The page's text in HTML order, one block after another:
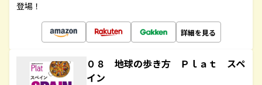
登場！
詳細を見る
０８ 地球の歩き方 Ｐｌａｔ スペ
イン